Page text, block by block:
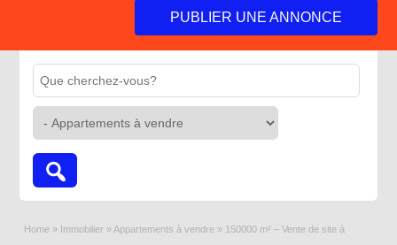
PUBLIER UNE ANNONCE
Home » Immobilier » Appartements à vendre » 150000 m² – Vente de site à